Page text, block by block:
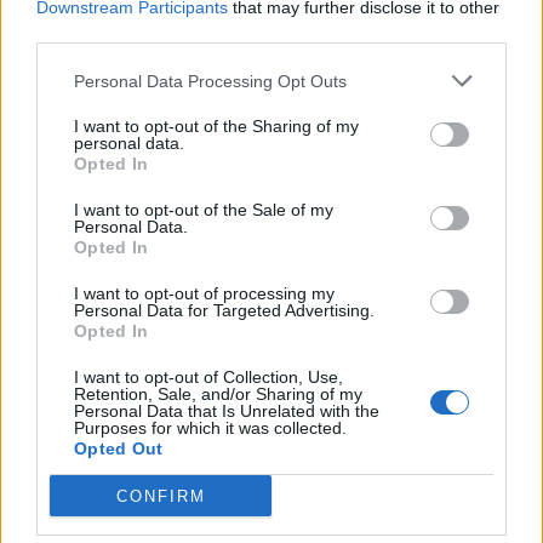
Downstream Participants that may further disclose it to other
Personal Data Processing Opt Outs
I want to opt-out of the Sharing of my
personal data.
Opted In
I want to opt-out of the Sale of my
Personal Data.
Opted In
I want to opt-out of processing my
Personal Data for Targeted Advertising.
Opted In
I want to opt-out of Collection, Use,
Retention, Sale, and/or Sharing of my
Personal Data that Is Unrelated with the
Purposes for which it was collected.
Opted Out
CONFIRM
리 강화
를 효과적으로 관리할 수 있도록 다양한 기능을 제공합니
실시간 꽃가루 농도:광양 지역에 특화된 최신 꽃가루
맞춤형 알림:개인 알레르기 유형에 맞춰 소나무, 참나
무, 환삼덩굴 등 특정 꽃가루 농도 상승 시 알림 수신